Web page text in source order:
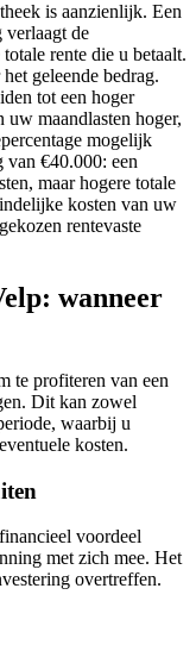
is aanzienlijk. Een
de
rente die u betaalt.
geleende bedrag.
tot een hoger
maandlasten hoger,
mogelijk
van €40.000: een
maar hogere totale
kosten van uw
rentevaste
wanneer
te profiteren van een
Dit kan zowel
waarbij u
kosten.
voordeel
met zich mee. Het
overtreffen.